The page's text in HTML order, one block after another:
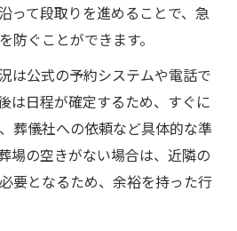
って段取りを進めることで、急
防ぐことができます。
は公式の予約システムや電話で
は日程が確定するため、すぐに
葬儀社への依頼など具体的な準
場の空きがない場合は、近隣の
要となるため、余裕を持った行